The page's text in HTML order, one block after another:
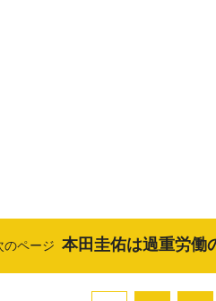
のページ 本田圭佑は過重労働